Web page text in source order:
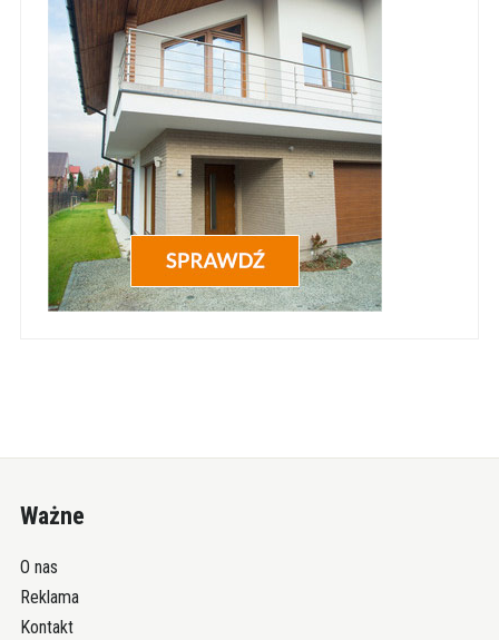
Ważne
O nas
Reklama
Kontakt